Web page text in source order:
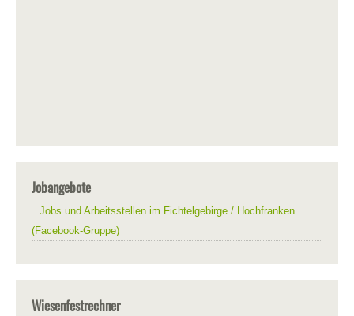
Jobangebote
Jobs und Arbeitsstellen im Fichtelgebirge / Hochfranken
(Facebook-Gruppe)
Wiesenfestrechner